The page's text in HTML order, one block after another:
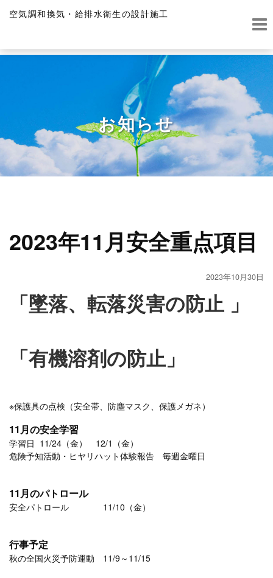
空気調和換気・給排水衛生の設計施工
お知らせ
お知らせ 2023年11月安全重点項目
2023年11月安全重点項目
2023年10月30日
「墜落、転落災害の防止 」
「有機溶剤の防止」
※保護具の点検（安全帯、防塵マスク、保護メガネ）
11月の安全学習
学習日 11/24（金） 12/1（金）
危険予知活動・ヒヤリハット体験報告 毎週金曜日
11月のパトロール
安全パトロール 11/10（金）
行事予定
秋の全国火災予防運動 11/9～11/15